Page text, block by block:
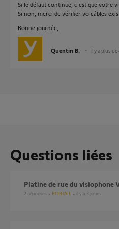
Si le défaut continue, c'est que votre
Si non, merci de vérifier vo câbles
Bonne journée,
Quentin B. il y a plus de
Questions liées
Platine de rue du visiophone
2 réponses PORTAIL il y a 3 jours